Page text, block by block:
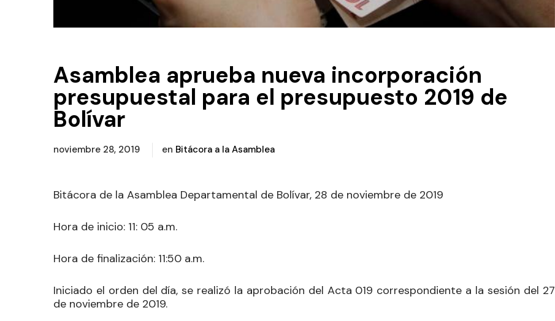
Asamblea aprueba nueva incorporación
presupuestal para el presupuesto 2019 de
Bolívar
noviembre 28, 2019 en Bitácora a la Asamblea
Bitácora de la Asamblea Departamental de Bolívar, 28 de noviembre de 2019
Hora de inicio: 11: 05 a.m.
Hora de finalización: 11:50 a.m.
Iniciado el orden del día, se realizó la aprobación del Acta 019 correspondiente a la sesión del 27
de noviembre de 2019.